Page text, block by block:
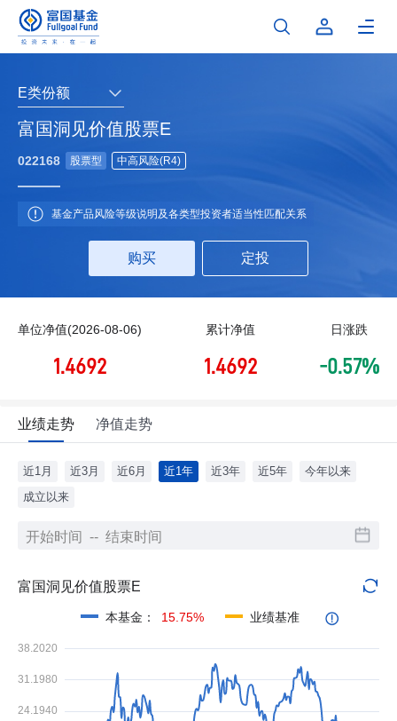
富国洞见价值股票E
E类份额
022168 股票型 中高风险(R4)
基金产品风险等级说明及各类型投资者适当性匹配关系
购买 定投
单位净值(2026-08-06)
1.4692
累计净值
1.4692
日涨跌
-0.57%
业绩走势 净值走势
近1月 近3月 近6月 近1年 近3年 近5年
今年以来
成立以来
富国洞见价值股票E
本基金 ： 15.75% 业绩基准